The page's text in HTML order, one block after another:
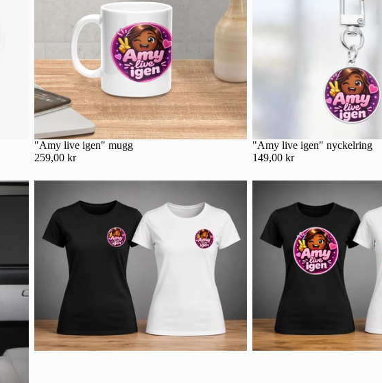
"Amy live igen" mugg
259,00 kr
"Amy live igen" nyckelring
149,00 kr